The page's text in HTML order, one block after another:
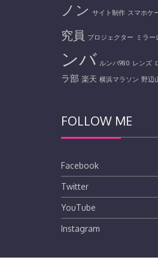
ノン サイト制作 スマホケ
究員 プロジェクター ミラー
ンバ ルンバ980 レンズ
ラ部 楽天 横浜マラソン 野辺
FOLLOW ME
Facebook
Twitter
YouTube
Instagram